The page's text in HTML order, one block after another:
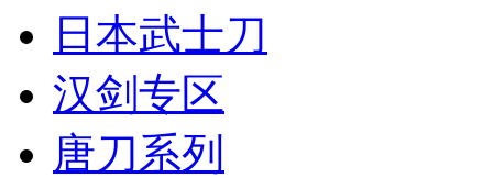
日本武士刀
汉剑专区
唐刀系列